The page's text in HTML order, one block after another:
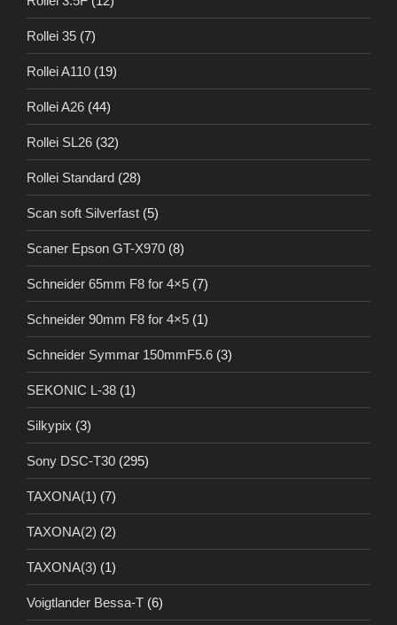
Rollei 35 (7)
Rollei A110 (19)
Rollei A26 (44)
Rollei SL26 (32)
Rollei Standard (28)
Scan soft Silverfast (5)
Scaner Epson GT-X970 (8)
Schneider 65mm F8 for 4×5 (7)
Schneider 90mm F8 for 4×5 (1)
Schneider Symmar 150mmF5.6 (3)
SEKONIC L-38 (1)
Silkypix (3)
Sony DSC-T30 (295)
TAXONA(1) (7)
TAXONA(2) (2)
TAXONA(3) (1)
Voigtlander Bessa-T (6)